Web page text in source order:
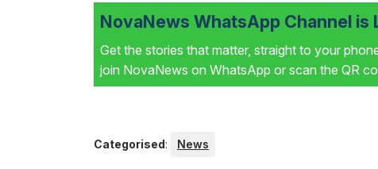
NovaNews WhatsApp Channel is
Get the stories that matter, straight to your
join NovaNews on WhatsApp or scan the QR
Categorised: News